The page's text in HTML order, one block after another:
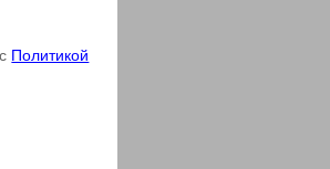
Политикой